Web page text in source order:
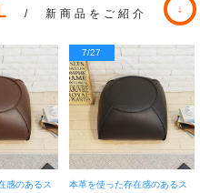
/ 新商品をご紹介
感のあるス
7/27
本革を使った存在感のあるス